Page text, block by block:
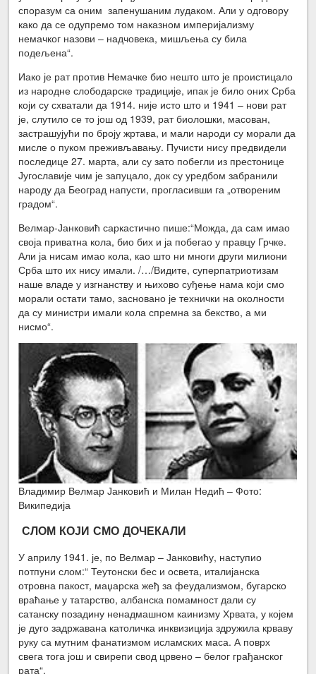
споразум са оним запенушаним лудаком. Али у одговору
како да се одупремо том наказном империјализму
немачког назови – надчовека, мишљења су била
подељена“.
Иако је рат против Немачке био нешто што је проистицало
из народне слободарске традиције, ипак је било оних Срба
који су схватали да 1914. није исто што и 1941 – нови рат
је, слутило се то још од 1939, рат биолошки, масован,
застрашујући по броју жртава, и мали народи су морали да
мисле о пуком преживљавању. Пучисти нису предвидели
последице 27. марта, али су зато побегли из престонице
Југославије чим је запуцало, док су уредбом забранили
народу да Београд напусти, прогласивши га „отвореним
градом“.
Велмар-Јанковић саркастично пише:“Можда, да сам имао
своја приватна кола, био бих и ја побегао у правцу Грчке.
Али ја нисам имао кола, као што ни многи други милиони
Срба што их нису имали. /…/Видите, суперпатриотизам
наше владе у изгнанству и њихово суђење нама који смо
морали остати тамо, засновано је технички на околности
да су министри имали кола спремна за бекство, а ми
нисмо“.
Владимир Велмар Јанковић и Милан Недић – Фото:
Википедија
СЛОМ КОЈИ СМО ДОЧЕКАЛИ
У априлу 1941. је, по Велмар – Јанковићу, наступио
потпуни слом:“ Теутонски бес и освета, италијанска
отровна пакост, маџарска жеђ за феудализмом, бугарско
враћање у татарство, албанска помамност дали су
сатанску позадину ненадмашном каинизму Хрвата, у којем
је дуго задржавана католичка инквизиција здружила крваву
руку са мутним фанатизмом исламских маса. А поврх
свега тога још и свирепи свод црвено – белог грађанског
рата“.